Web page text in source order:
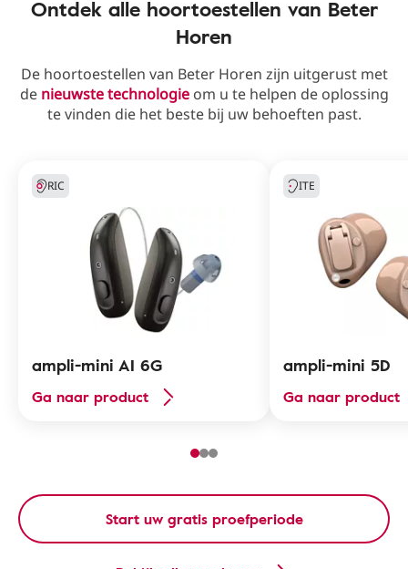
Ontdek alle hoortoestellen van Beter
Horen
De hoortoestellen van Beter Horen zijn uitgerust met
de nieuwste technologieom u te helpen de oplossing
te vinden die het beste bij uw behoeften past.
RIC
ampli-mini AI 6G
Ga naar product
ITE
ampli-mini 5D
Ga naar product
Start uw gratis proefperiode